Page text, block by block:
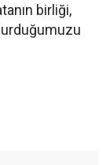
birliği,